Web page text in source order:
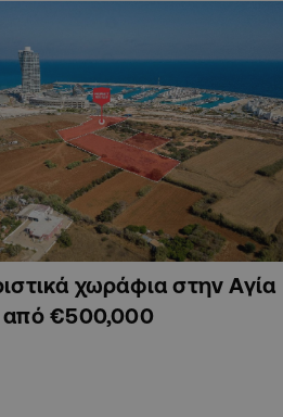
χωράφια στην Αγία
€500,000